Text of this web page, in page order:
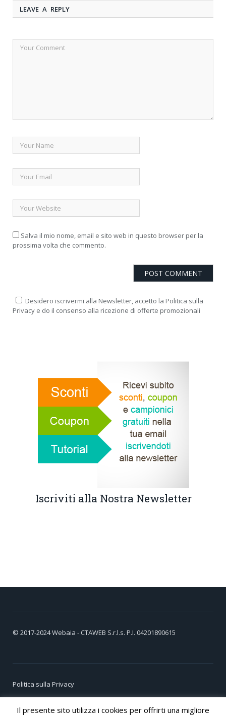
LEAVE A REPLY
Salva il mio nome, email e sito web in questo browser per la
prossima volta che commento.
Desidero iscrivermi alla Newsletter, accetto la Politica sulla
Privacy e do il consenso alla ricezione di offerte promozionali
Iscriviti alla Nostra Newsletter
© 2017-2024Webaia - CTAWEB S.r.l.s. P.I. 04201890615
Politica sulla Privacy
Cookie Policy
Il presente sito utilizza i cookies per offrirti una migliore